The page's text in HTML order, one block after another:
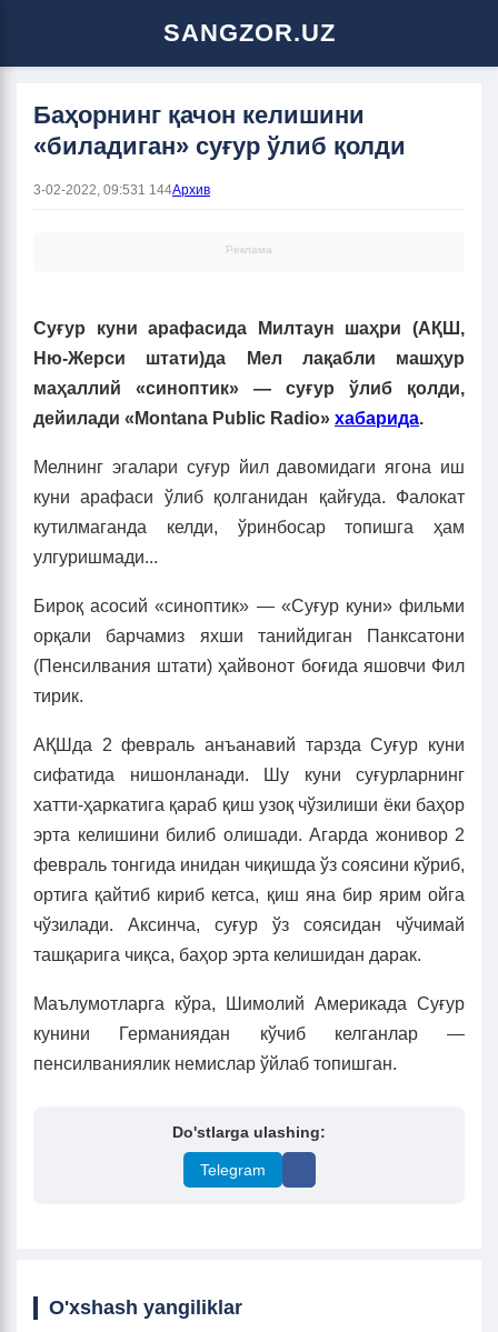
SANGZOR.UZ
Баҳорнинг қачон келишини
«биладиган» суғур ўлиб қолди
3-02-2022, 09:531 144Архив
Реклама
Суғур куни арафасида Милтаун шаҳри (АҚШ,
Ню-Жерси штати)да Мел лақабли машҳур
маҳаллий «синоптик» — суғур ўлиб қолди,
дейилади «Montana Public Radio» хабарида.
Мелнинг эгалари суғур йил давомидаги ягона иш
куни арафаси ўлиб қолганидан қайғуда. Фалокат
кутилмаганда келди, ўринбосар топишга ҳам
улгуришмади...
Бироқ асосий «синоптик» — «Суғур куни» фильми
орқали барчамиз яхши танийдиган Панксатони
(Пенсилвания штати) ҳайвонот боғида яшовчи Фил
тирик.
АҚШда 2 февраль анъанавий тарзда Суғур куни
сифатида нишонланади. Шу куни суғурларнинг
хатти-ҳаркатига қараб қиш узоқ чўзилиши ёки баҳор
эрта келишини билиб олишади. Агарда жонивор 2
февраль тонгида инидан чиқишда ўз соясини кўриб,
ортига қайтиб кириб кетса, қиш яна бир ярим ойга
чўзилади. Аксинча, суғур ўз соясидан чўчимай
ташқарига чиқса, баҳор эрта келишидан дарак.
Маълумотларга кўра, Шимолий Америкада Суғур
кунини Германиядан кўчиб келганлар —
пенсилваниялик немислар ўйлаб топишган.
Do'stlarga ulashing:
Telegram
O'xshash yangiliklar